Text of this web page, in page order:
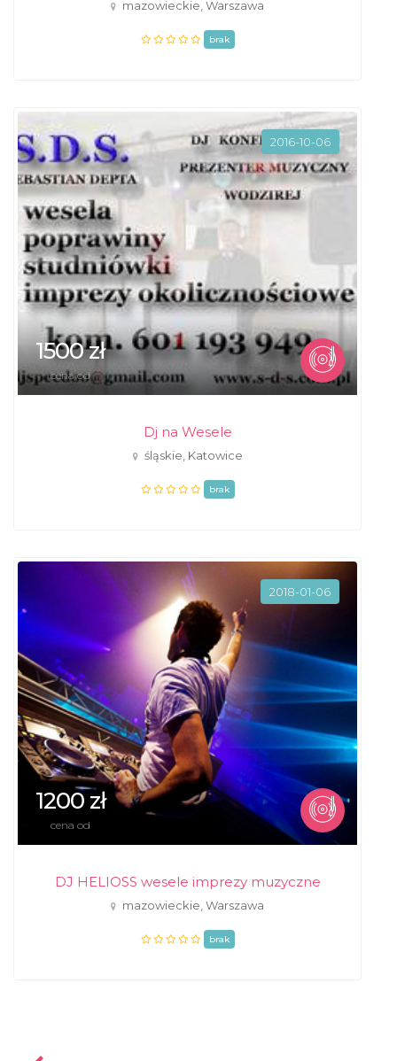
mazowieckie, Warszawa
brak
2016-10-06
1500 zł
cena od
Dj na Wesele
śląskie, Katowice
brak
2018-01-06
1200 zł
cena od
DJ HELIOSS wesele imprezy muzyczne
mazowieckie, Warszawa
brak